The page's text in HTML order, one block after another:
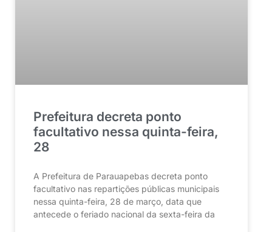
Prefeitura decreta ponto
facultativo nessa quinta-feira,
28
A Prefeitura de Parauapebas decreta ponto
facultativo nas repartições públicas municipais
nessa quinta-feira, 28 de março, data que
antecede o feriado nacional da sexta-feira da